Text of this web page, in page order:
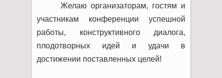
Желаю организаторам, гостям и
участникам конференции успешной
работы, конструктивного диалога,
плодотворных идей и удачи в
достижении поставленных целей!